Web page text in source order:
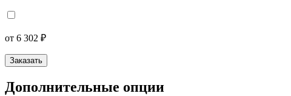
от 6 302 ₽
Заказать
Дополнительные опции